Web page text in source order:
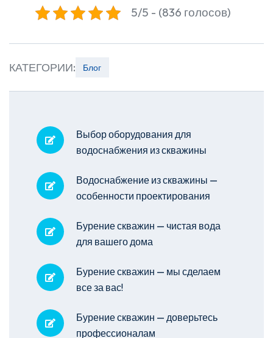
5/5 - (836 голосов)
КАТЕГОРИИ: Блог
Выбор оборудования для
водоснабжения из скважины
Водоснабжение из скважины —
особенности проектирования
Бурение скважин — чистая вода
для вашего дома
Бурение скважин — мы сделаем
все за вас!
Бурение скважин — доверьтесь
профессионалам